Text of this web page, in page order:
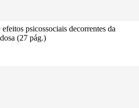
psicossociais decorrentes da
(27 pág.)